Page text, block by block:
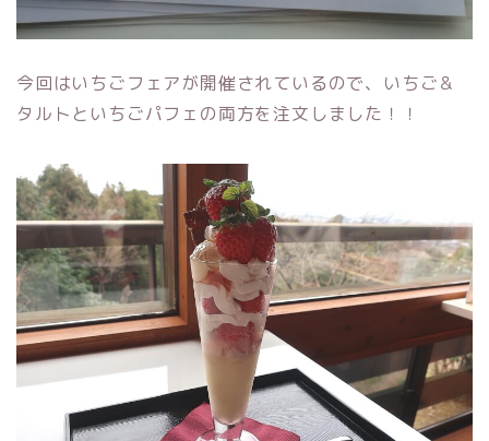
今回はいちごフェアが開催されているので、いちご＆
タルトといちごパフェの両方を注文しました！！